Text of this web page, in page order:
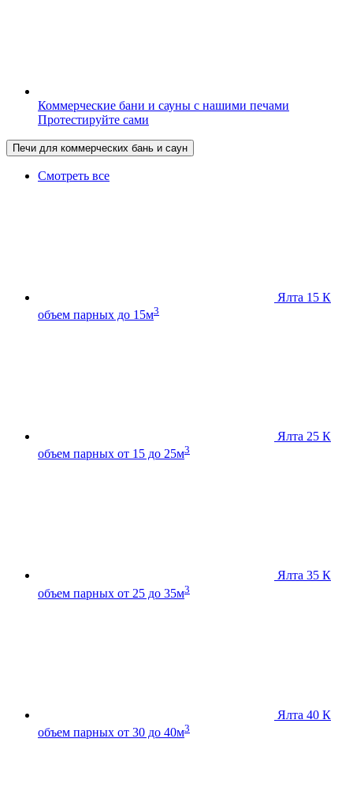
Коммерческие бани и сауны с нашими печами
Протестируйте сами
Печи для коммерческих бань и саун
Смотреть все
Ялта 15 К
объем парных до 15м3
Ялта 25 К
объем парных от 15 до 25м3
Ялта 35 К
объем парных от 25 до 35м3
Ялта 40 К
объем парных от 30 до 40м3